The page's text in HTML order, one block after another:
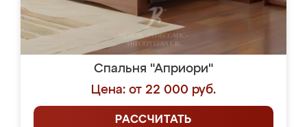
Спальня "Априори"
Цена: от 22 000 руб.
РАССЧИТАТЬ